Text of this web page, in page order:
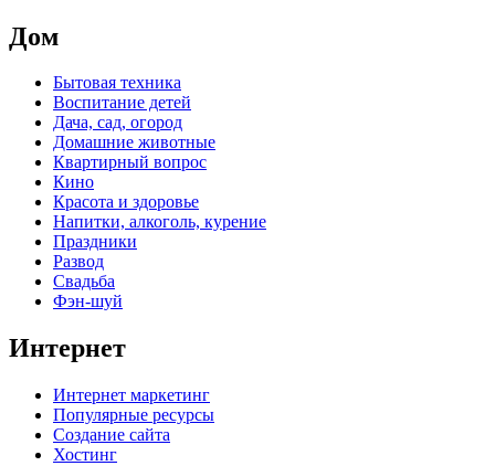
Дом
Бытовая техника
Воспитание детей
Дача, сад, огород
Домашние животные
Квартирный вопрос
Кино
Красота и здоровье
Напитки, алкоголь, курение
Праздники
Развод
Свадьба
Фэн-шуй
Интернет
Интернет маркетинг
Популярные ресурсы
Создание сайта
Хостинг